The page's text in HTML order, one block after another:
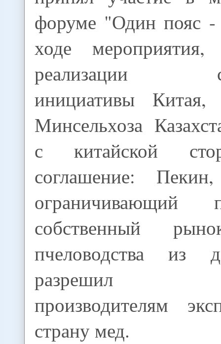
форуме "Один пояс
ходе мероприятия,
реализации
инициативы Китая,
Минсельхоза
с китайской
соглашение:
ограничивающий
собственный
пчеловодства из
разрешил
производителям
страну мед.